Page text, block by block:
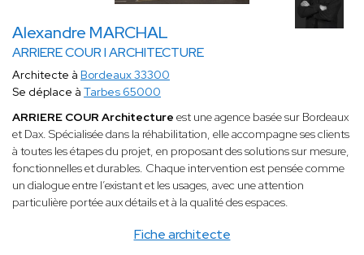
Alexandre MARCHAL
ARRIERE COUR I ARCHITECTURE
Fiche architecte
Architecte à Bordeaux 33300
Se déplace à Tarbes 65000
ARRIERE COUR Architecture est une agence basée sur Bordeaux
et Dax. Spécialisée dans la réhabilitation, elle accompagne ses clients
à toutes les étapes du projet, en proposant des solutions sur mesure,
fonctionnelles et durables. Chaque intervention est pensée comme
un dialogue entre l’existant et les usages, avec une attention
particulière portée aux détails et à la qualité des espaces.